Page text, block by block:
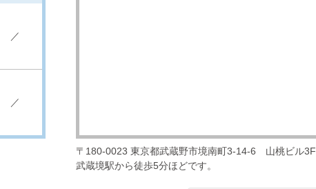
／
／
〒180-0023 東京都武蔵野市境南町3-14-6
山桃ビル3F
武蔵境駅から徒歩5分ほどです。